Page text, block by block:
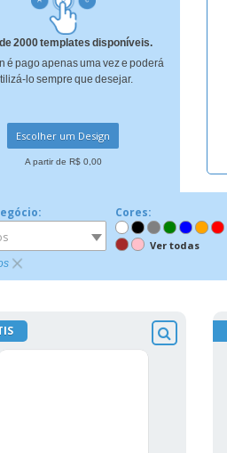
2000 templates disponíveis.
é pago apenas uma vez e poderá
lo sempre que desejar.
Escolher um Design
A partir de R$ 0,00
Cores:
Ver todas